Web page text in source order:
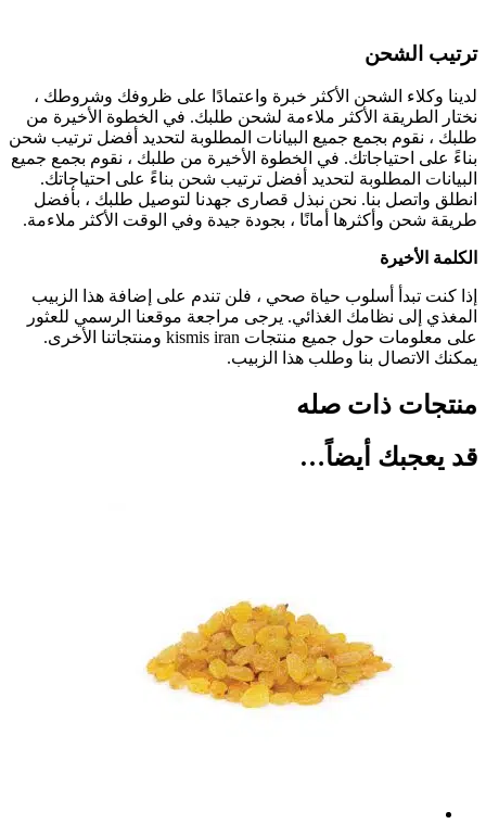
ترتيب الشحن
لدينا وكلاء الشحن الأكثر خبرة واعتمادًا على ظروفك وشروطك ،
نختار الطريقة الأكثر ملاءمة لشحن طلبك. في الخطوة الأخيرة من
طلبك ، نقوم بجمع جميع البيانات المطلوبة لتحديد أفضل ترتيب شحن
بناءً على احتياجاتك. في الخطوة الأخيرة من طلبك ، نقوم بجمع جميع
البيانات المطلوبة لتحديد أفضل ترتيب شحن بناءً على احتياجاتك.
انطلق واتصل بنا. نحن نبذل قصارى جهدنا لتوصيل طلبك ، بأفضل
طريقة شحن وأكثرها أمانًا ، بجودة جيدة وفي الوقت الأكثر ملاءمة.
الكلمة الأخيرة
إذا كنت تبدأ أسلوب حياة صحي ، فلن تندم على إضافة هذا الزبيب
المغذي إلى نظامك الغذائي. يرجى مراجعة موقعنا الرسمي للعثور
على معلومات حول جميع منتجات kismis iran ومنتجاتنا الأخرى.
يمكنك الاتصال بنا وطلب هذا الزبيب.
منتجات ذات صله
قد يعجبك أيضاً…